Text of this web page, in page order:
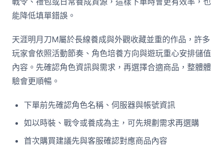
能降低填單錯誤。
天涯明月刀M屬於長線養成與外觀收藏並重的作品，許多
玩家會依照活動節奏、角色培養方向與遊玩重心安排儲值
內容。先確認角色資訊與需求，再選擇合適商品，整體體
驗會更順暢。
下單前先確認角色名稱、伺服器與帳號資訊
如以時裝、戰令或養成為主，可先規劃需求再選購
首次購買建議先與客服確認對應商品內容